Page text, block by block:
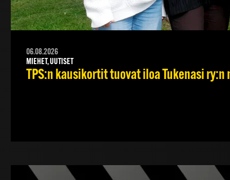
06.08.2026
MIEHET, UUTISET
TPS:n kausikortit tuovat iloa Tukenasi